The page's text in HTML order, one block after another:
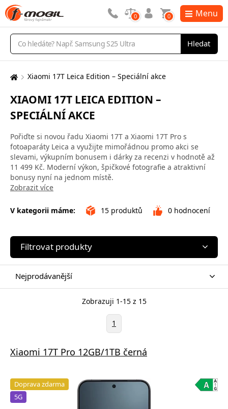
Vyhledávání
Hledat
0 0 Menu
Zde
nacházíte:
Xiaomi 17T Leica Edition – Speciální akce
XIAOMI 17T LEICA EDITION –
SPECIÁLNÍ AKCE
Pořiďte si novou řadu Xiaomi 17T a Xiaomi 17T Pro s
fotoaparáty Leica a využijte mimořádnou promo akci se
slevami, výkupním bonusem i dárky za recenzi v hodnotě až
11 499 Kč. Moderní výkon, špičkové fotografie a atraktivní
bonusy nyní na jednom místě.
Zobrazit více
V kategorii máme: 15 produktů 0 hodnocení
Filtrovat produkty
Nejprodávanější
Zobrazuji 1-15 z 15
1
Xiaomi 17T Pro 12GB/1TB černá
Doprava zdarma
5G